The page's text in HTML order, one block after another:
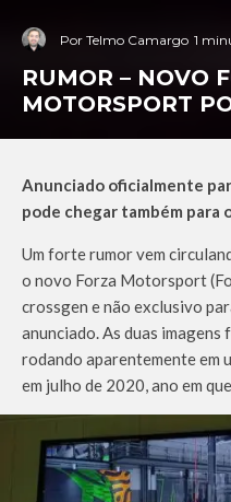
Por Telmo Camargo 1
RUMOR – NOVO
MOTORSPORT
Anunciado oficialmente
pode chegar também para
Um forte rumor vem
o novo Forza Motorsport
crossgen e não exclusivo
anunciado. As duas
rodando aparentemente em
em julho de 2020, ano em